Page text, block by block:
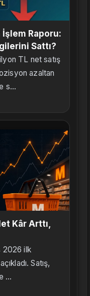
İşlem Raporu:
Sattı?
TL net satış
azaltan
s...
Kâr Arttı,
2026 ilk
Satış,
...